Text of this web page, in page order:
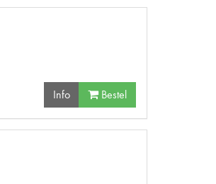
Info
Bestel